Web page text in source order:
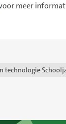
meer
technologie